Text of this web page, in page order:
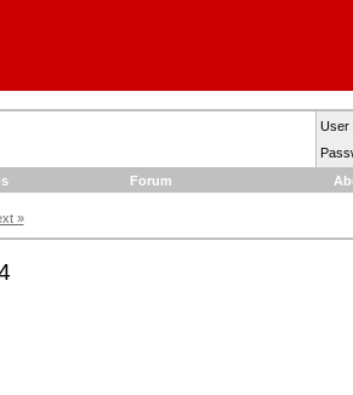
User
Forum
»